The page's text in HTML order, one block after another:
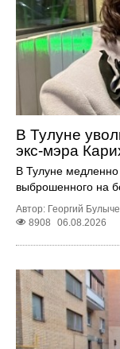
В Тулуне
экс-мэра
В Тулуне медленно
выброшенного на
Автор: Георгий
8908
06.08.2026